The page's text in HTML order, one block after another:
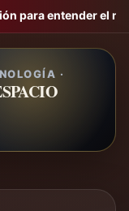
para entender el
·